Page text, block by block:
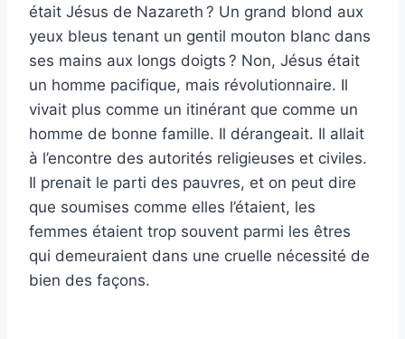
était Jésus de Nazareth ? Un grand blond aux
yeux bleus tenant un gentil mouton blanc dans
ses mains aux longs doigts ? Non, Jésus était
un homme pacifique, mais révolutionnaire. Il
vivait plus comme un itinérant que comme un
homme de bonne famille. Il dérangeait. Il allait
à l’encontre des autorités religieuses et civiles.
Il prenait le parti des pauvres, et on peut dire
que soumises comme elles l’étaient, les
femmes étaient trop souvent parmi les êtres
qui demeuraient dans une cruelle nécessité de
bien des façons.